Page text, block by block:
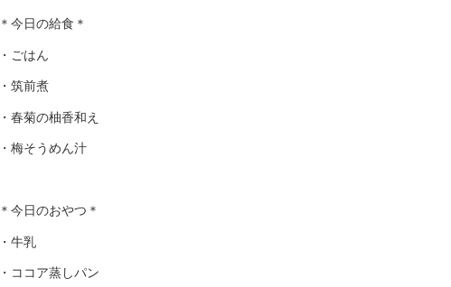
＊今日の給食＊
・ごはん
・筑前煮
・春菊の柚香和え
・梅そうめん汁
＊今日のおやつ＊
・牛乳
・ココア蒸しパン